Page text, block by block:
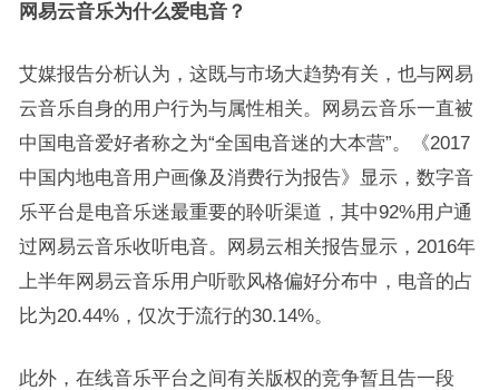
网易云音乐为什么爱电音？
艾媒报告分析认为，这既与市场大趋势有关，也与网易
云音乐自身的用户行为与属性相关。网易云音乐一直被
中国电音爱好者称之为“全国电音迷的大本营”。《2017
中国内地电音用户画像及消费行为报告》显示，数字音
乐平台是电音乐迷最重要的聆听渠道，其中92%用户通
过网易云音乐收听电音。网易云相关报告显示，2016年
上半年网易云音乐用户听歌风格偏好分布中，电音的占
比为20.44%，仅次于流行的30.14%。
此外，在线音乐平台之间有关版权的竞争暂且告一段